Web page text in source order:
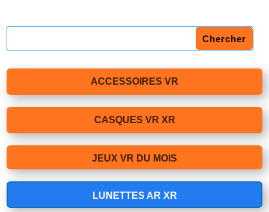
ACCESSOIRES VR
CASQUES VR XR
JEUX VR DU MOIS
LUNETTES AR XR